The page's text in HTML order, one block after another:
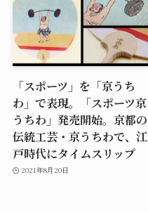
「スポーツ」を「京うち
わ」で表現。「スポーツ京
うちわ」発売開始。京都の
伝統工芸・京うちわで、江
戸時代にタイムスリップ
2021年8月20日